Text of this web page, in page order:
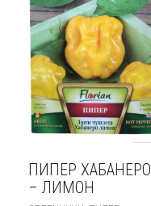
ПИПЕР ХАБАНЕРО
– ЛИМОН